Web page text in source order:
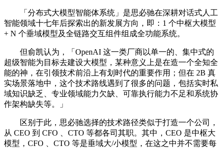
「分布式大模型智能体系统」是思必驰在深耕对话式人工
智能领域十七年后探索出的新发展方向，即：1 个中枢大模型
+ N 个垂域模型及全链路交互组件组成全功能系统。
但俞凯认为，「OpenAI 这一类厂商以单一的、集中式的
超级智能为目标去建设大模型，某种意义上是在造一个全知全
能的神，在引领技术前沿上有划时代的重要作用；但在 2B 真
实场景落地中，这个技术路线遇到了很多的问题，包括实时私
域知识缺乏、专业领域能力欠缺、可靠执行能力不足和系统协
作架构缺失等。」
区别于此，思必驰选择的技术路径类似于打造一个公司，
从 CEO 到 CFO 、CTO 等都各司其职。其中，CEO 是中枢大
模型，CFO 、CTO 等是垂域大/小模型，在这之中并不需要每